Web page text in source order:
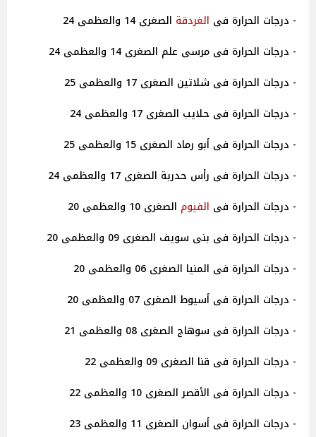
- درجات الحرارة فى الغردقة الصغرى 14 والعظمى 24
- درجات الحرارة فى مرسى علم الصغرى 14 والعظمى 24
- درجات الحرارة فى شلاتين الصغرى 17 والعظمى 25
- درجات الحرارة فى حلايب الصغرى 17 والعظمى 24
- درجات الحرارة فى أبو رماد الصغرى 15 والعظمى 25
- درجات الحرارة فى رأس حدربة الصغرى 17 والعظمى 24
- درجات الحرارة فى الفيوم الصغرى 10 والعظمى 20
- درجات الحرارة فى بنى سويف الصغرى 09 والعظمى 20
- درجات الحرارة فى المنيا الصغرى 06 والعظمى 20
- درجات الحرارة فى أسيوط الصغرى 07 والعظمى 20
- درجات الحرارة فى سوهاج الصغرى 08 والعظمى 21
- درجات الحرارة فى قنا الصغرى 09 والعظمى 22
- درجات الحرارة فى الأقصر الصغرى 10 والعظمى 22
- درجات الحرارة فى أسوان الصغرى 11 والعظمى 23